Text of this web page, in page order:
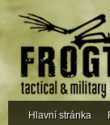
Hlavní stránka